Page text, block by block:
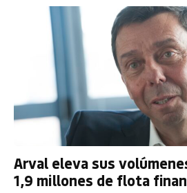
Arval eleva sus
1,9 millones de flota